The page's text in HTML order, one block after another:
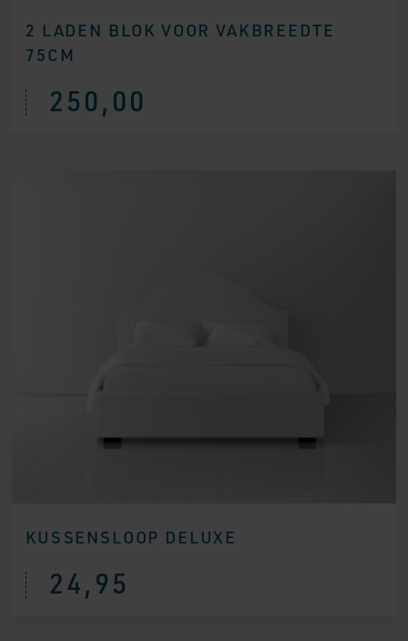
2 LADEN BLOK VOOR VAKBREEDTE
75CM
250,00
KUSSENSLOOP DELUXE
24,95